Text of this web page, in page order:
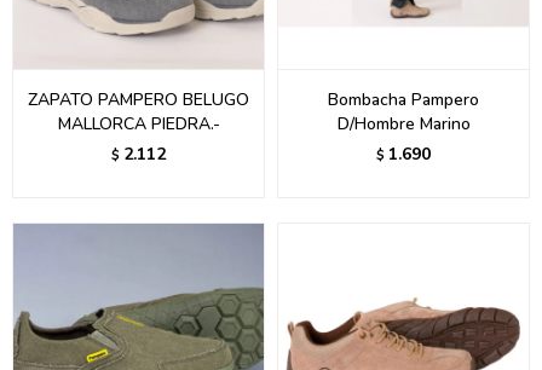
ZAPATO PAMPERO BELUGO
MALLORCA PIEDRA.-
$ 2.112
Bombacha Pampero
D/Hombre Marino
$ 1.690